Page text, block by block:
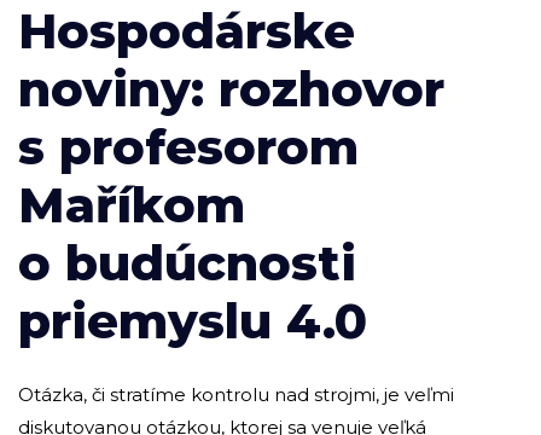
Hospodárske
noviny: rozhovor
s profesorom
Maříkom
o budúcnosti
priemyslu 4.0
Otázka, či stratíme kontrolu nad strojmi, je veľmi
diskutovanou otázkou, ktorej sa venuje veľká